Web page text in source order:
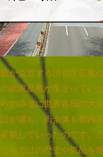
が位置する渋谷区広尾
武家屋敷が集まってい
の跡地に世界各国の大
が建ち、街全体も都内
貌していったのです。
らではの歴史や気品を